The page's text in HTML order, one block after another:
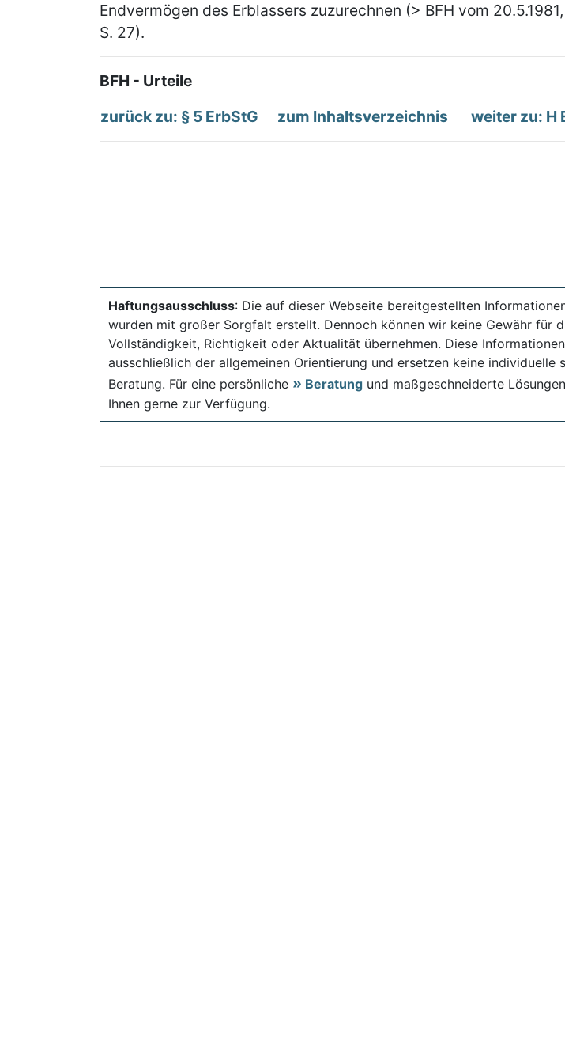
Endvermögen des Erblassers zuzurechnen (> BFH vom
S. 27).
BFH - Urteile
zurück zu: § 5 ErbStG
zum Inhaltsverzeichnis weiter zu: H
Haftungsausschluss: Die auf dieser Webseite bereitgestellten
wurden mit großer Sorgfalt erstellt. Dennoch können wir keine Gewähr für
Vollständigkeit, Richtigkeit oder Aktualität übernehmen. Diese
ausschließlich der allgemeinen Orientierung und ersetzen keine individuelle
Beratung. Für eine persönliche
Beratung und maßgeschneiderte
Ihnen gerne zur Verfügung.